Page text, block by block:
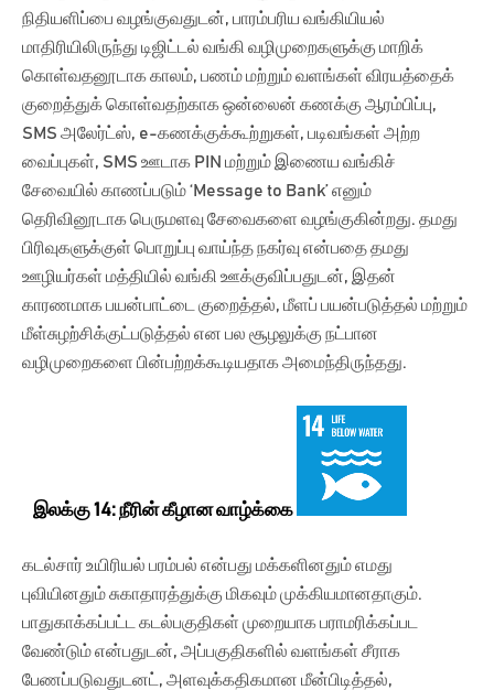
நிதியளிப்பை வழங்குவதுடன், பாரம்பரிய வங்கியியல்
மாதிரியிலிருந்து டிஜிட்டல் வங்கி வழிமுறைகளுக்கு மாறிக்
கொள்வதனூடாக காலம், பணம் மற்றும் வளங்கள் விரயத்தைக்
குறைத்துக் கொள்வதற்காக ஒன்லைன் கணக்கு ஆரம்பிப்பு,
SMS அலேர்ட்ஸ், e-கணக்குக்கூற்றுகள், படிவங்கள் அற்ற
வைப்புகள், SMS ஊடாக PIN மற்றும் இணைய வங்கிச்
சேவையில் காணப்படும் ‘Message to Bank’ எனும்
தெரிவினூடாக பெருமளவு சேவைகளை வழங்குகின்றது. தமது
பிரிவுகளுக்குள் பொறுப்பு வாய்ந்த நகர்வு என்பதை தமது
ஊழியர்கள் மத்தியில் வங்கி ஊக்குவிப்பதுடன், இதன்
காரணமாக பயன்பாட்டை குறைத்தல், மீளப் பயன்படுத்தல் மற்றும்
மீள்சுழற்சிக்குட்படுத்தல் என பல சூழலுக்கு நட்பான
வழிமுறைகளை பின்பற்றக்கூடியதாக அமைந்திருந்தது.
இலக்கு 14: நீரின் கீழான வாழ்க்கை
கடல்சார் உயிரியல் பரம்பல் என்பது மக்களினதும் எமது
புவியினதும் சுகாதாரத்துக்கு மிகவும் முக்கியமானதாகும்.
பாதுகாக்கப்பட்ட கடல்பகுதிகள் முறையாக பராமரிக்கப்பட
வேண்டும் என்பதுடன், அப்பகுதிகளில் வளங்கள் சீராக
பேணப்படுவதுடனட், அளவுக்கதிகமான மீன்பிடித்தல்,